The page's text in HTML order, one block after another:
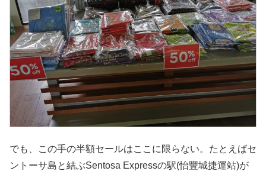
でも、この手の半額セールはここに限らない。たとえばセ
ントーサ島と結ぶSentosa Expressの駅(怡豐城捷運站)が